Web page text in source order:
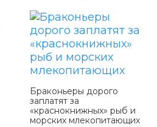
Браконьеры дорого
заплатят за
«краснокнижных» рыб и
морских млекопитающих